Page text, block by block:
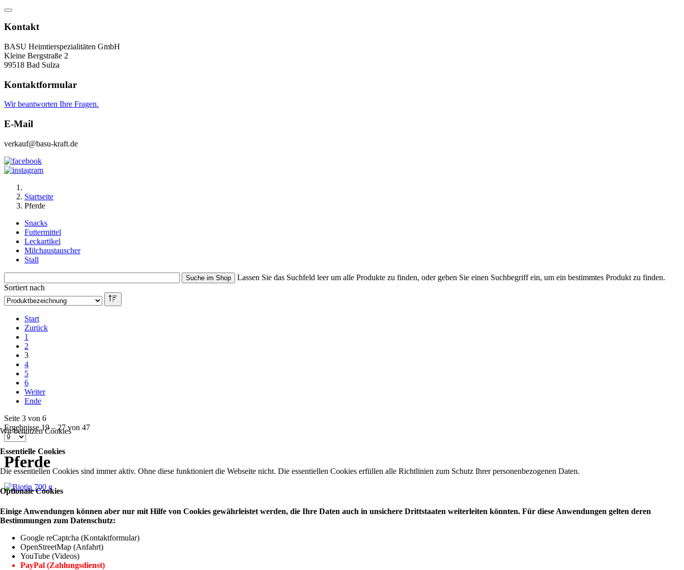
Kontakt
BASU Heimtierspezialitäten GmbH
Kleine Bergstraße 2
99518 Bad Sulza
Kontaktformular
Wir beantworten Ihre Fragen.
E-Mail
verkauf@basu-kraft.de
Startseite
Pferde
Snacks
Futtermittel
Leckartikel
Milchaustauscher
Stall
Lassen Sie das Suchfeld leer um alle Produkte zu finden, oder geben Sie einen Suchbegriff ein, um ein bestimmtes Produkt zu finden.
Sortiert nach
Start
Zurück
1
2
3
4
5
6
Weiter
Ende
Seite 3 von 6
Ergebnisse 19 – 27 von 47
Pferde
Wir benutzen Cookies
Essentielle Cookies
Die essentiellen Cookies sind immer aktiv. Ohne diese funktioniert die Webseite nicht. Die essentiellen Cookies erfüllen alle Richtlinien zum Schutz Ihrer personenbezogenen Daten.
Optionale Cookies
Einige Anwendungen können aber nur mit Hilfe von Cookies gewährleistet werden, die Ihre Daten auch in unsichere Drittstaaten weiterleiten könnten. Für diese Anwendungen gelten deren
Bestimmungen zum Datenschutz:
Google reCaptcha (Kontaktformular)
OpenStreetMap (Anfahrt)
YouTube (Videos)
PayPal (Zahlungsdienst)